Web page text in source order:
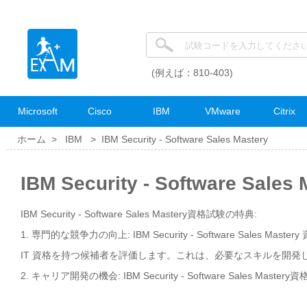
(例えば：810-403)
Microsoft Cisco IBM VMware Citrix
ホーム > IBM > IBM Security - Software Sales Mastery
IBM Security - Software Sales
IBM Security - Software Sales Mastery資格試験の特典:
1. 専門的な競争力の向上: IBM Security - Software Sales Mastery
IT 資格を持つ候補者を評価します。これは、必要なスキルを開発
2. キャリア開発の機会: IBM Security - Software Sales Mastery資